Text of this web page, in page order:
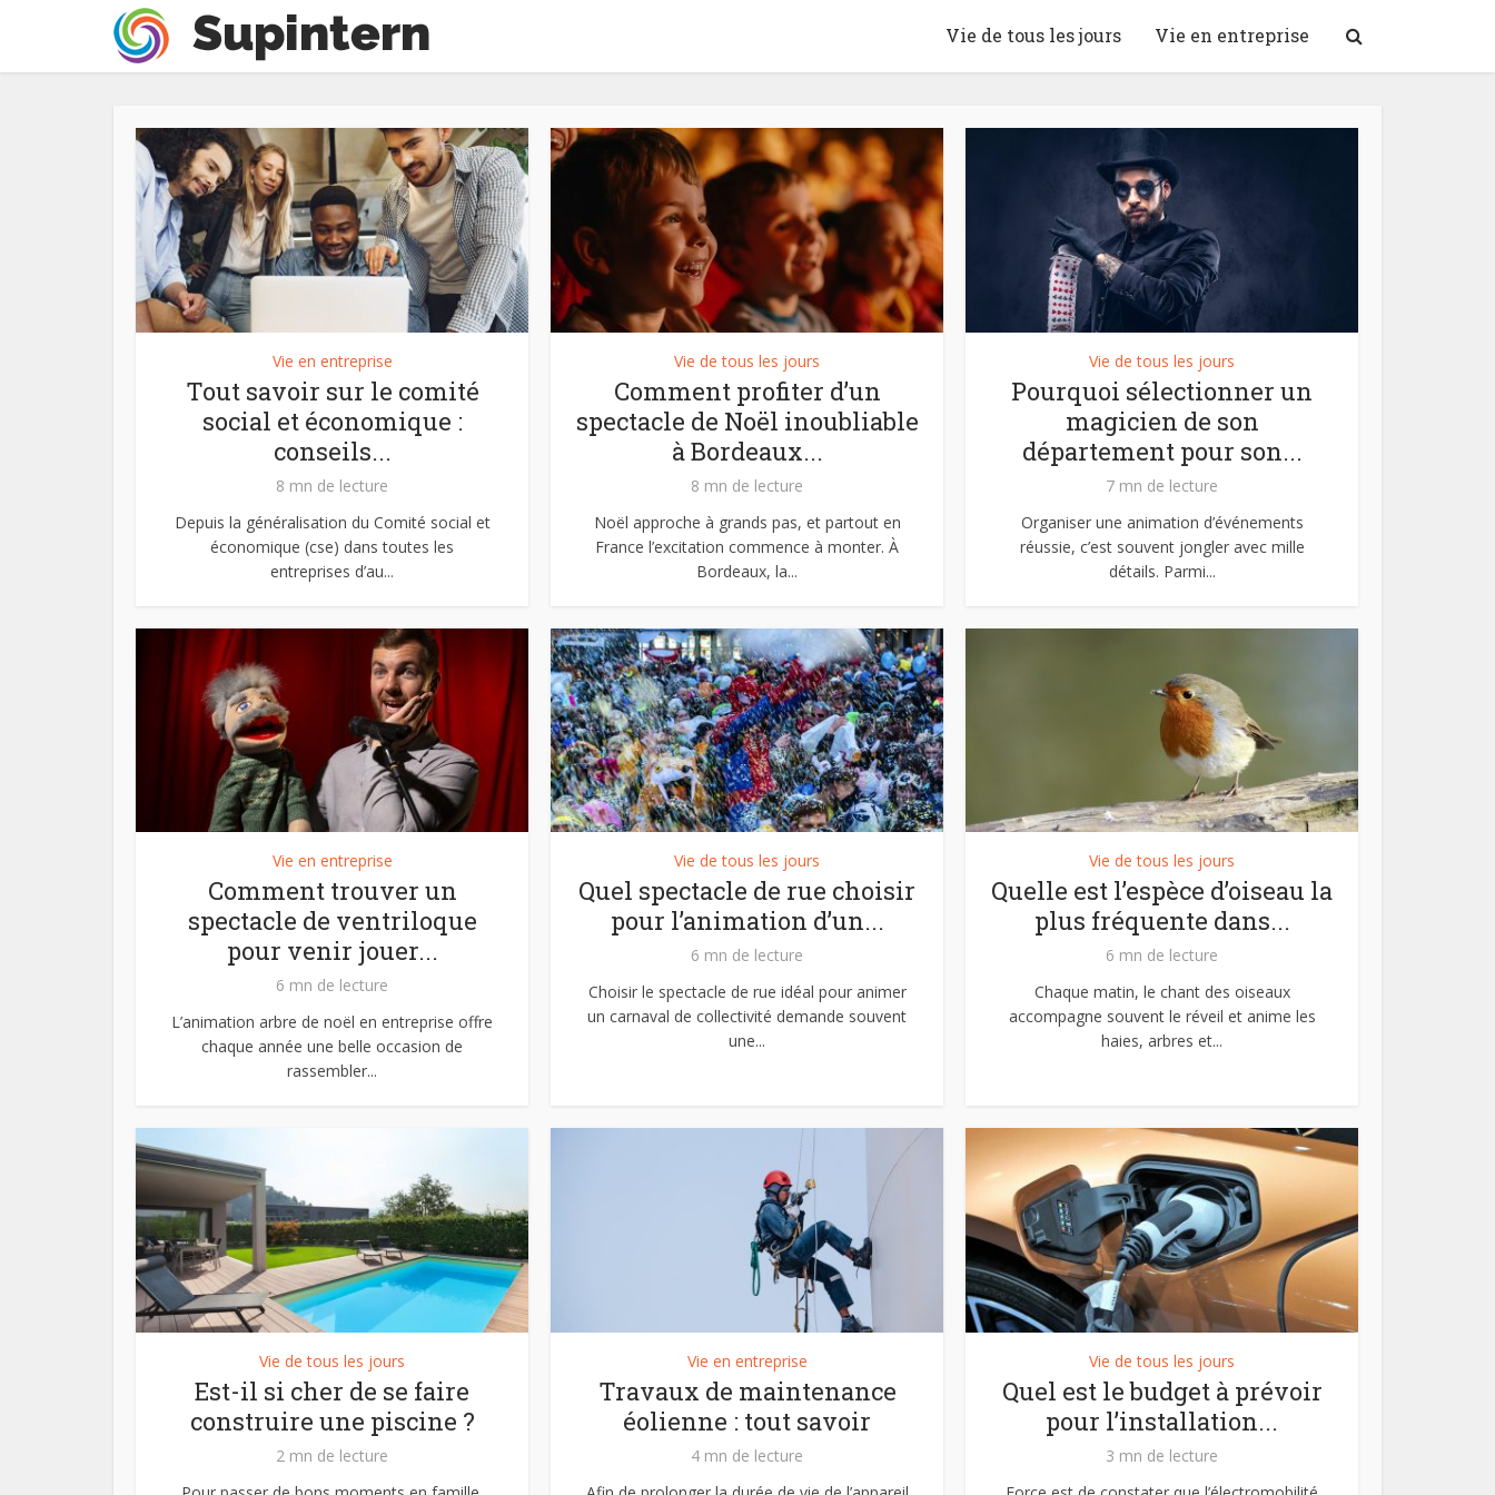
Vie de tous les jours Vie en entreprise
Vie en entreprise
Tout savoir sur le comité
social et économique :
conseils...
8 mn de lecture
Depuis la généralisation du Comité social et
économique (cse) dans toutes les
entreprises d’au...
Vie de tous les jours
Comment profiter d’un
spectacle de Noël inoubliable
à Bordeaux...
8 mn de lecture
Noël approche à grands pas, et partout en
France l’excitation commence à monter. À
Bordeaux, la...
Vie de tous les jours
Pourquoi sélectionner un
magicien de son
département pour son...
7 mn de lecture
Organiser une animation d’événements
réussie, c’est souvent jongler avec mille
détails. Parmi...
Vie en entreprise
Comment trouver un
spectacle de ventriloque
pour venir jouer...
6 mn de lecture
L’animation arbre de noël en entreprise offre
chaque année une belle occasion de
rassembler...
Vie de tous les jours
Quel spectacle de rue choisir
pour l’animation d’un...
6 mn de lecture
Choisir le spectacle de rue idéal pour animer
un carnaval de collectivité demande souvent
une...
Vie de tous les jours
Quelle est l’espèce d’oiseau la
plus fréquente dans...
6 mn de lecture
Chaque matin, le chant des oiseaux
accompagne souvent le réveil et anime les
haies, arbres et...
Vie de tous les jours
Est-il si cher de se faire
construire une piscine ?
2 mn de lecture
Vie en entreprise
Travaux de maintenance
éolienne : tout savoir
4 mn de lecture
Vie de tous les jours
Quel est le budget à prévoir
pour l’installation...
3 mn de lecture